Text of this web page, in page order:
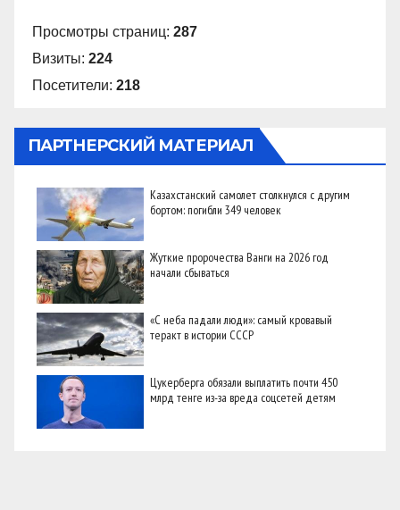
Просмотры страниц: 287
Визиты: 224
Посетители: 218
ПАРТНЕРСКИЙ МАТЕРИАЛ
Казахстанский самолет столкнулся с другим
бортом: погибли 349 человек
Жуткие пророчества Ванги на 2026 год
начали сбываться
«С неба падали люди»: самый кровавый
теракт в истории СССР
Цукерберга обязали выплатить почти 450
млрд тенге из-за вреда соцсетей детям